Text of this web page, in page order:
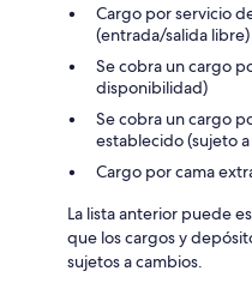
Cargo por servicio
(entrada/salida libre)
Se cobra un cargo
disponibilidad)
Se cobra un cargo
establecido (sujeto
Cargo por cama
La lista anterior puede
que los cargos y
sujetos a cambios.